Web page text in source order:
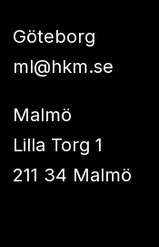
Göteborg
ml@hkm.se
Malmö
Lilla Torg 1
211 34 Malmö